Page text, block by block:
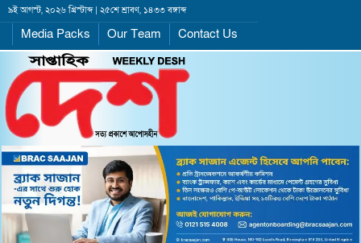
৯ই আগস্ট, ২০২৬ খ্রিস্টাব্দ | ২৫শে শ্রাবণ, ১৪৩৩ বঙ্গাব্দ
Media Packs Our Team Contact Us